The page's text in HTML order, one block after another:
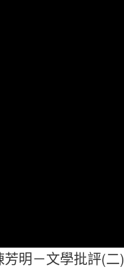
芳明－文學批評(